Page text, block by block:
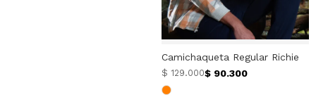
Camichaqueta Regular Richie
$ 129.000$ 90.300